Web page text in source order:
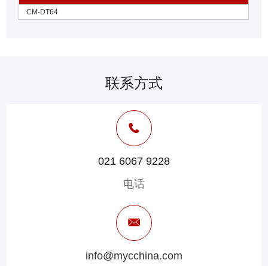
CM-DT64
联系方式
021 6067 9228
电话
info@mycchina.com